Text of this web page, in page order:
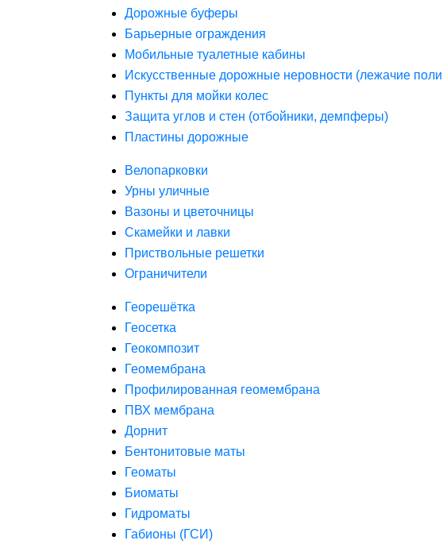
Дорожные буферы
Барьерные ограждения
Мобильные туалетные кабины
Искусственные дорожные неровности (лежачие
Пункты для мойки колес
Защита углов и стен (отбойники, демпферы)
Пластины дорожные
Велопарковки
Урны уличные
Вазоны и цветочницы
Скамейки и лавки
Приствольные решетки
Ограничители
Георешётка
Геосетка
Геокомпозит
Геомембрана
Профилированная геомембрана
ПВХ мембрана
Дорнит
Бентонитовые маты
Геоматы
Биоматы
Гидроматы
Габионы (ГСИ)